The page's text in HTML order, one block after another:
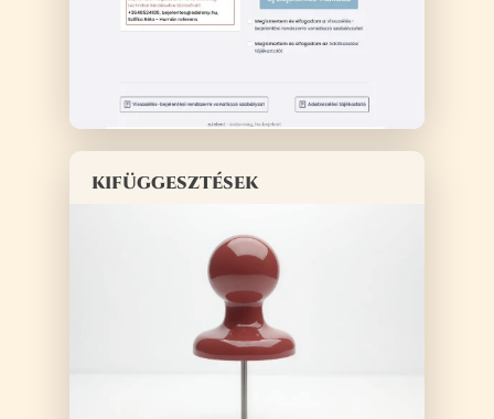
kifüggesztések